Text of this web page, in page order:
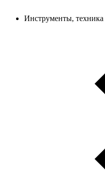
Инструменты, техника